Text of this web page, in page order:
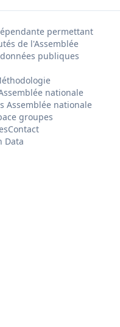
permettant
de l'Assemblée
publiques
nationale
Assemblée nationale
groupes
Contact
Data